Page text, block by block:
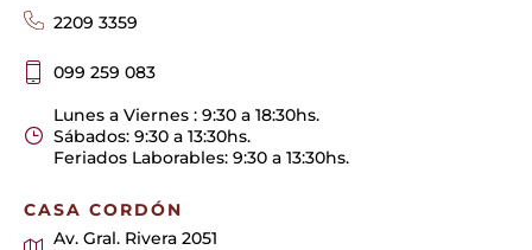
2209 3359
099 259 083
Lunes a Viernes : 9:30 a 18:30hs.
Sábados: 9:30 a 13:30hs.
Feriados Laborables: 9:30 a 13:30hs.
CASA CORDÓN
Av. Gral. Rivera 2051